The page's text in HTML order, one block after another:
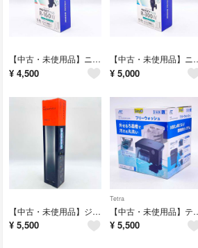
【中古・未使用品】ニッソー プロテクトプラス R-160W NHS-078 NISSO プロテクトヒーター+サーモスタット(シーパレックス300 NEO) アクアリウム
¥ 4,500
【中古・未使用品】ニッソー プロテクトプラス R-
¥ 5,000
【中古・未使用品】ジェックス aquarista Ga CLEAR LED POWER IV 450 GEX クリアLEDパワー4 450 水槽用照明 アクアリウム
¥ 5,500
Tetra
【中古・未使用品】テトラ オートワン
¥ 5,500